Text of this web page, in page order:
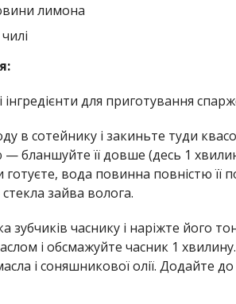
лимона
інгредієнти для приготування
в сотейнику і закиньте туди
бланшуйте її довше (десь 1
готуєте, вода повинна повністю
зайва волога.
зубчиків часнику і наріжте його
і обсмажуйте часник 1
і соняшникової олії. Додайте